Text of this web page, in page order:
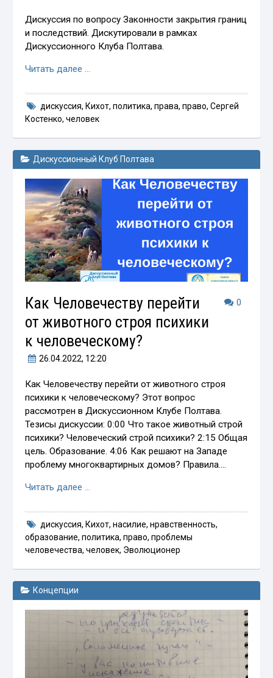
Дискуссия по вопросу Законности закрытия границ
и последствий. Дискутировали в рамках
Дискуссионного Клуба Полтава.
Читать далее …
дискуссия, Кихот, политика, права, право, Сергей
Костенко,человек
Дискуссионный Клуб Полтава
0
Как Человечеству перейти
от животного строя психики
к человеческому?
26.04.2022, 12:20
Как Человечеству перейти от животного строя
психики к человеческому? Этот вопрос
рассмотрен в Дискуссионном Клубе Полтава.
Тезисы дискуссии: 0:00 Что такое животный строй
психики? Человеческий строй психики? 2:15 Общая
цель. Образование. 4:06 Как решают на Западе
проблему многоквартирных домов? Правила.…
Читать далее …
дискуссия, Кихот, насилие, нравственность,
образование,политика,право,проблемы
человечества,человек, Эволюционер
Концепции